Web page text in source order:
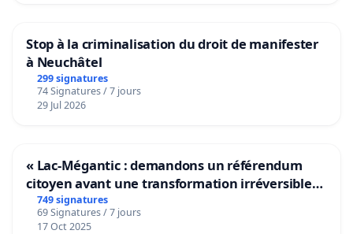
Stop à la criminalisation du droit de manifester
à Neuchâtel
299 signatures
74 Signatures / 7 jours
29 Jul 2026
« Lac-Mégantic : demandons un référendum
citoyen avant une transformation irréversible
de notre territoire »
749 signatures
69 Signatures / 7 jours
17 Oct 2025